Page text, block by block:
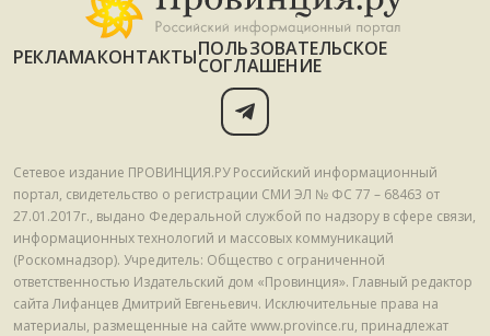
РЕКЛАМАКОНТАКТЫПОЛЬЗОВАТЕЛЬСКОЕ
СОГЛАШЕНИЕ
Сетевое издание ПРОВИНЦИЯ.РУ Российский информационный
портал, свидетельство о регистрации СМИ ЭЛ № ФС 77 – 68463 от
27.01.2017г., выдано Федеральной службой по надзору в сфере связи,
информационных технологий и массовых коммуникаций
(Роскомнадзор). Учредитель: Общество с ограниченной
ответственностью Издательский дом «Провинция». Главный редактор
сайта Лифанцев Дмитрий Евгеньевич. Исключительные права на
материалы, размещенные на сайте www.province.ru, принадлежат